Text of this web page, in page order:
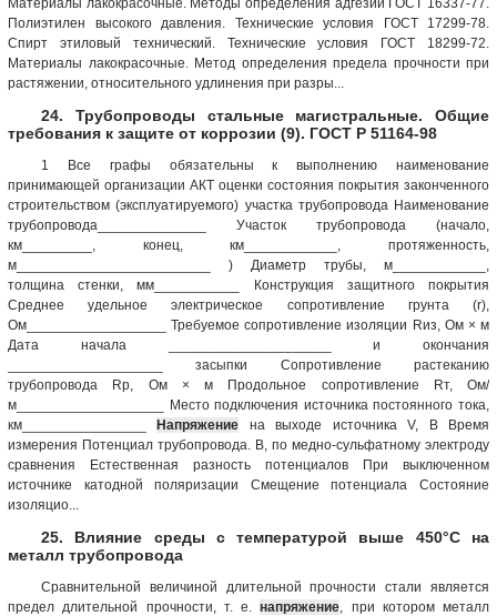
Полиэтилен высокого давления. Технические условия ГОСТ 17299-78.
Спирт этиловый технический. Технические условия ГОСТ 18299-72.
Материалы лакокрасочные. Метод определения предела прочности при
растяжении, относительного удлинения при разры...
24. Трубопроводы стальные магистральные. Общие
требования к защите от коррозии (9). ГОСТ Р 51164-98
1 Все графы обязательны к выполнению наименование
принимающей организации АКТ оценки состояния покрытия законченного
строительством (эксплуатируемого) участка трубопровода Наименование
трубопровода______________ Участок трубопровода (начало,
км_________, конец, км____________, протяженность,
м_________________________ ) Диаметр трубы, м____________,
толщина стенки, мм___________ Конструкция защитного покрытия
Среднее удельное электрическое сопротивление грунта (r),
Ом__________________ Требуемое сопротивление изоляции Rиз, Ом × м
Дата начала _____________________ и окончания
____________________ засыпки Сопротивление растеканию
трубопровода Rp, Ом × м Продольное сопротивление Rт, Ом/
м___________________ Место подключения источника постоянного тока,
км________________Напряжение на выходе источника V, В Время
измерения Потенциал трубопровода. В, по медно-сульфатному электроду
сравнения Естественная разность потенциалов При выключенном
источнике катодной поляризации Смещение потенциала Состояние
изоляцио...
25. Влияние среды с температурой выше 450°С на
металл трубопровода
Сравнительной величиной длительной прочности стали является
предел длительной прочности, т. е.напряжение , при котором металл